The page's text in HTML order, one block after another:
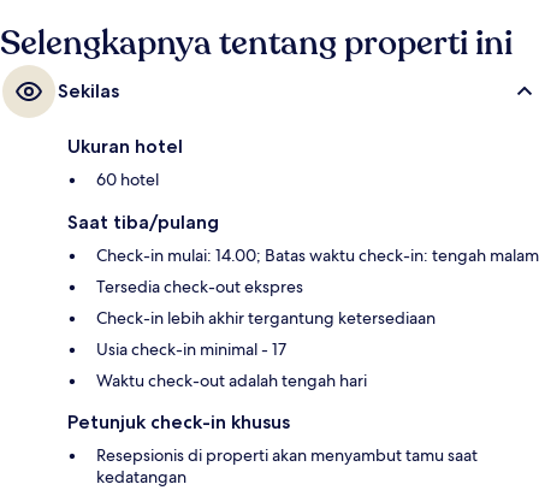
Selengkapnya tentang properti ini
Sekilas
Ukuran hotel
60 hotel
Saat tiba/pulang
Check-in mulai: 14.00; Batas waktu check-in: tengah malam
Tersedia check-out ekspres
Check-in lebih akhir tergantung ketersediaan
Usia check-in minimal - 17
Waktu check-out adalah tengah hari
Petunjuk check-in khusus
Resepsionis di properti akan menyambut tamu saat
kedatangan